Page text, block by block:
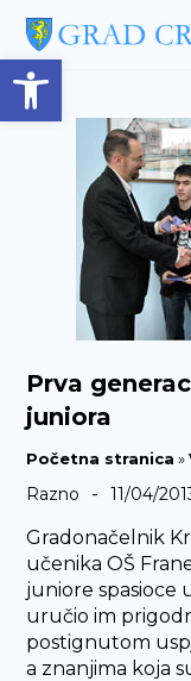
Open
Prva
juniora
Početna stranica »
Razno - 11/04/
Gradonačelnik
učenika OŠ
juniore spasioce
uručio im
postignutom
a znanjima koja